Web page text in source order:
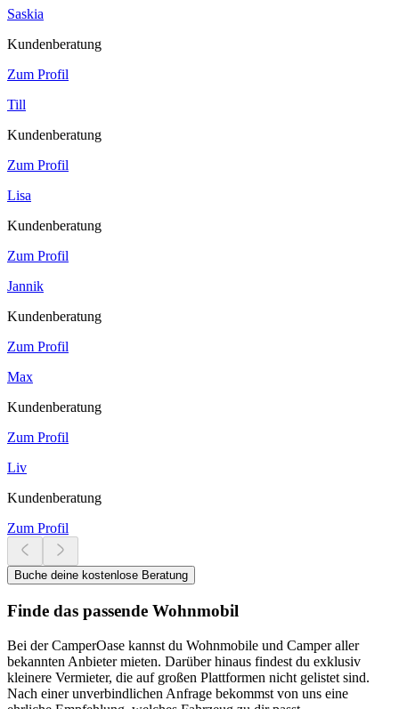
Saskia
Kundenberatung
Zum Profil
Till
Kundenberatung
Zum Profil
Lisa
Kundenberatung
Zum Profil
Jannik
Kundenberatung
Zum Profil
Max
Kundenberatung
Zum Profil
Liv
Kundenberatung
Zum Profil
Buche deine kostenlose Beratung
Finde das passende Wohnmobil
Bei der CamperOase kannst du Wohnmobile und Camper aller
bekannten Anbieter mieten. Darüber hinaus findest du exklusiv
kleinere Vermieter, die auf großen Plattformen nicht gelistet sind.
Nach einer unverbindlichen Anfrage bekommst von uns eine